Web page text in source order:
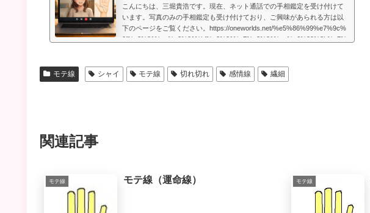
こんにちは、三堀貴浩です。現在、ネット通話での手相鑑定を受け付けて
います。写真のみの手相鑑定も受け付けており、ご興味があられる方は以
下のページをご覧ください。https://oneworlds.net/%e5%86%99%e7%9c%
9f%e3%81%ae%e3%81%bf%e3%81%a7%e3%81%ae%e6%89%8b%e7%
います。私自身、霊的存在から手相の知識や人生を取り巻く法則を教えて
もらったときに、人生で起こることには、想像していたよりもず...
モテ線 シャイ モテ線 切れ切れ 感情線 繊細
関連記事
モテ線 モテ線（運命線） モテ線